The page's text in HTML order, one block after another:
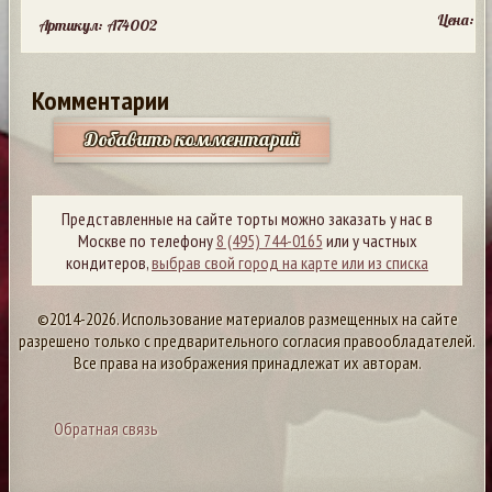
Артикул: A74002 Цена:
Комментарии
Добавить комментарий
Представленные на сайте торты можно заказать у нас в
Москве по телефону8 (495) 744-0165 или у частных
кондитеров,выбрав свой город на карте или из списка
©2014-2026. Использование материалов размещенных на сайте
разрешено только с предварительного согласия правообладателей.
Все права на изображения принадлежат их авторам.
Обратная связь